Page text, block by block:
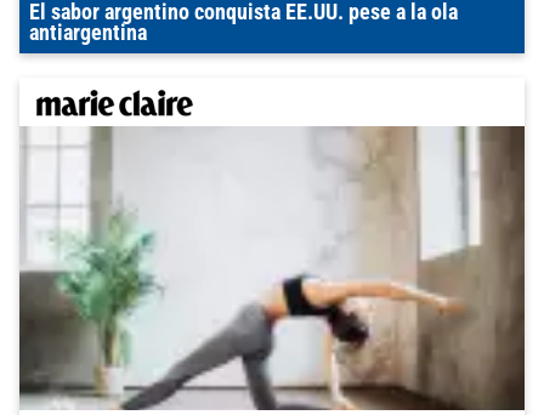
El sabor argentino conquista EE.UU. pese a la ola
antiargentina